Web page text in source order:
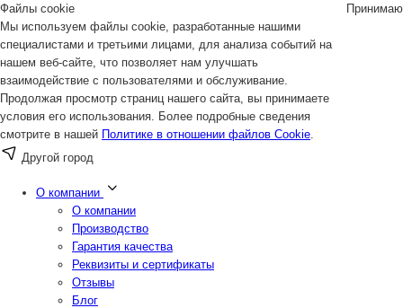
Файлы cookie
Мы используем файлы cookie, разработанные нашими
специалистами и третьими лицами, для анализа событий на
нашем веб-сайте, что позволяет нам улучшать
взаимодействие с пользователями и обслуживание.
Продолжая просмотр страниц нашего сайта, вы принимаете
условия его использования. Более подробные сведения
смотрите в нашей Политике в отношении файлов Cookie.
Принимаю
Другой город
О компании
О компании
Производство
Гарантия качества
Реквизиты и сертификаты
Отзывы
Блог